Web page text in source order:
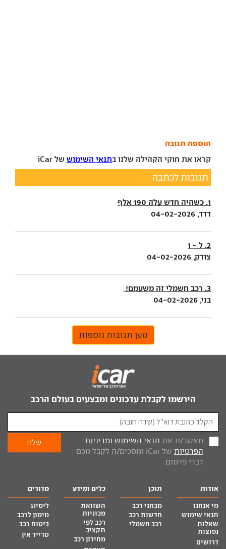
הוספת תגובה
קראו את חוקי הקהילה שלנו בתנאי השימוש של iCar
תגובות לכתבה
1. כשהיה חדש עלה 190 אלף
דדד, 04-02-2026
2. ל - 1
צודק, 04-02-2026
3. רכב חשמלי זה משעמם!
בני, 04-02-2026
טען תגובות נוספות
הירשמו לקבלת עדכונים ומבצעים בעולם הרכב
מאשר/ת את תנאי השימוש ומדיניות
הפרטיות
של iCar ומסכים/ה לקבל מכם
דברי פרסום.
אודות
מי אנחנו
תנאי שימוש
שאלות
נפוצות
דרושים
תוכן
מבחני רכב
חדשות רכב
רכב חשמלי
כלים ומידע
השוואת
מכוניות
רכב לפי
תקציב
מחירון רכב
מדורים
ליסינג
מימון לרכב
ביטוח רכב
טרייד אין